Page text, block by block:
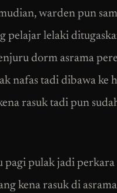
warden pun
pelajar lelaki
dorm asrama
nafas tadi dibawa ke
rasuk tadi pun
pagi pulak jadi
kena rasuk di